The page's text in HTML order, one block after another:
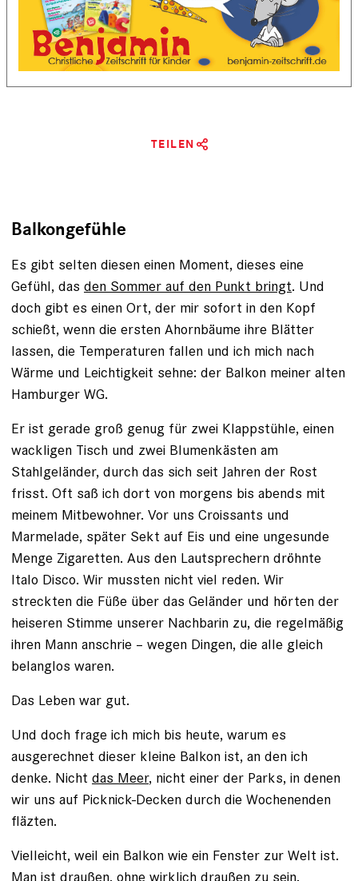
TEILEN
Balkongefühle
Es gibt selten diesen einen Moment, dieses eine
Gefühl, das den Sommer auf den Punkt bringt. Und
doch gibt es einen Ort, der mir sofort in den Kopf
schießt, wenn die ersten Ahornbäume ihre Blätter
lassen, die Temperaturen fallen und ich mich nach
Wärme und Leichtigkeit sehne: der Balkon meiner alten
Hamburger WG.
Er ist gerade groß genug für zwei Klappstühle, einen
wackligen Tisch und zwei Blumenkästen am
Stahlgeländer, durch das sich seit Jahren der Rost
frisst. Oft saß ich dort von morgens bis abends mit
meinem Mitbewohner. Vor uns Croissants und
Marmelade, später Sekt auf Eis und eine ungesunde
Menge Zigaretten. Aus den Lautsprechern dröhnte
Italo Disco. Wir mussten nicht viel reden. Wir
streckten die Füße über das Geländer und hörten der
heiseren Stimme unserer Nachbarin zu, die regelmäßig
ihren Mann anschrie – wegen Dingen, die alle gleich
belanglos waren.
Das Leben war gut.
Und doch frage ich mich bis heute, warum es
ausgerechnet dieser kleine Balkon ist, an den ich
denke. Nicht das Meer, nicht einer der Parks, in denen
wir uns auf Picknick-Decken durch die Wochenenden
fläzten.
Vielleicht, weil ein Balkon wie ein Fenster zur Welt ist.
Man ist draußen, ohne wirklich draußen zu sein.